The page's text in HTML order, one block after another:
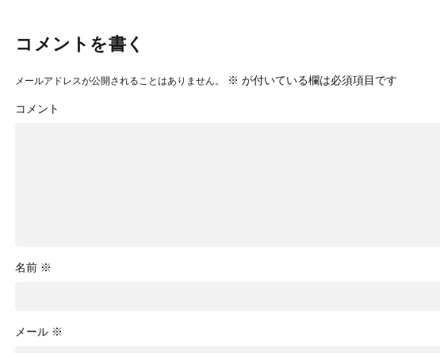
コメントを書く
メールアドレスが公開されることはありません。 ※ が付いている欄は必須項目です
コメント
名前 ※
メール ※